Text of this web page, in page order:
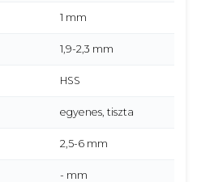
1 mm
1,9-2,3 mm
HSS
egyenes, tiszta
2,5-6 mm
- mm